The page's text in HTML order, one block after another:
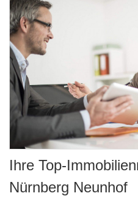
Ihre Top-
Nürnberg Neunhof